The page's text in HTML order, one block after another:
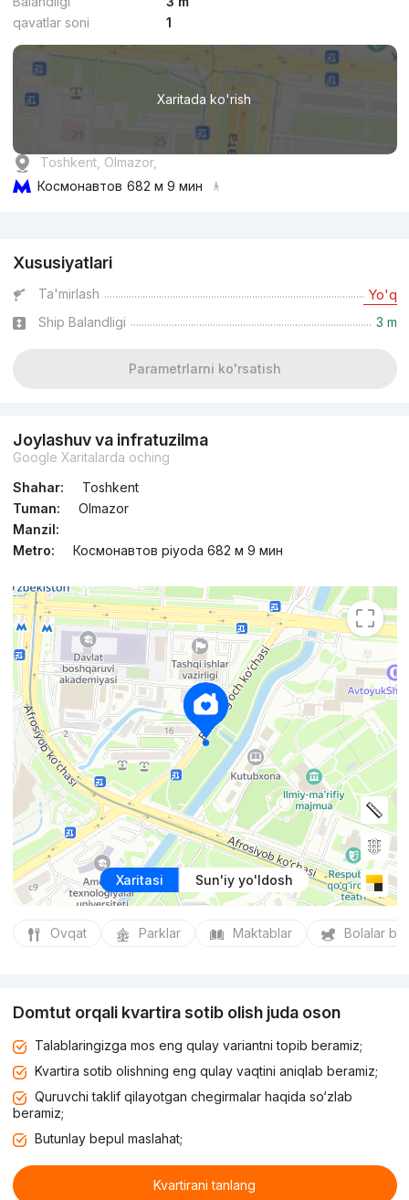
qavatlar soni
1
Xaritada ko'rish
Toshkent, Olmazor,
Космонавтов 682 м 9 мин
Xususiyatlari
Ta'mirlash Yo'q
Ship Balandligi 3 m
Parametrlarni ko'rsatish
Joylashuv va infratuzilma
Google Xaritalarda oching
Shahar:
Toshkent
Tuman:
Olmazor
Manzil:
Metro:
Космонавтов piyoda 682 м 9 мин
Xaritasi Sun'iy yo'ldosh
Ovqat Parklar Maktablar Bolalar
Domtut orqali kvartira sotib olish juda oson
Talablaringizga mos eng qulay variantni topib beramiz;
Kvartira sotib olishning eng qulay vaqtini aniqlab beramiz;
Quruvchi taklif qilayotgan chegirmalar haqida so‘zlab
beramiz;
Butunlay bepul maslahat;
Kvartirani tanlang